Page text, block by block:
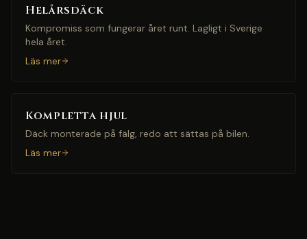
Helårsdäck
Kompromiss som fungerar året runt. Lagligt i Sverige
hela året.
Läs mer
Kompletta hjul
Däck monterade på fälg, redo att sättas på bilen.
Läs mer